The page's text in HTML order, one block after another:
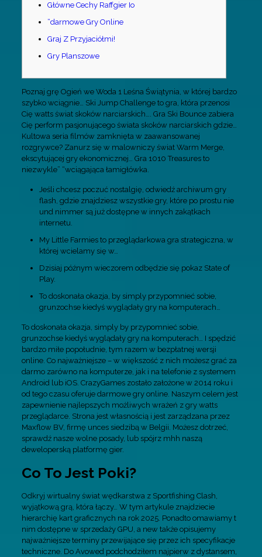
Główne Cechy Raffgier Io
“darmowe Gry Online
Graj Z Przyjaciółmi!
Gry Planszowe
Poznaj grę Ogień we Woda 1 Leśna Świątynia, w której bardzo
szybko wciągnie… Ski Jump Challenge to gra, która przenosi
Cię watts świat skoków narciarskich…. Gra Ski Bounce zabiera
Cię perform pasjonującego świata skoków narciarskich gdzie…
Kultowa seria filmów zamknięta w zaawansowanej
rozgrywce? Zanurz się w malowniczy świat Warm Merge,
ekscytującej gry ekonomicznej… Gra 1010 Treasures to
niezwykle” “wciągająca łamigłówka.
Jeśli chcesz poczuć nostalgię, odwiedź archiwum gry
flash, gdzie znajdziesz wszystkie gry, które po prostu nie
und nimmer są już dostępne w innych zakątkach
internetu.
My Little Farmies to przeglądarkowa gra strategiczna, w
której wcielamy się w…
Dzisiaj późnym wieczorem odbędzie się pokaz State of
Play.
To doskonała okazja, by simply przypomnieć sobie,
grunzochse kiedyś wyglądały gry na komputerach…
To doskonała okazja, simply by przypomnieć sobie,
grunzochse kiedyś wyglądały gry na komputerach… I spędzić
bardzo miłe popołudnie, tym razem w bezpłatnej wersji
online. Co najważniejsze – w większość z nich możesz grać za
darmo zarówno na komputerze, jak i na telefonie z systemem
Android lub iOS. CrazyGames zostało założone w 2014 roku i
od tego czasu oferuje darmowe gry online. Naszym celem jest
zapewnienie najlepszych możliwych wrażeń z gry watts
przeglądarce. Strona jest własnością i jest zarządzana przez
Maxflow BV, firmę unces siedzibą w Belgii. Możesz dotrzeć,
sprawdź nasze wolne posady, lub spójrz mhh naszą
deweloperską platformę gier.
Co To Jest Poki?
Odkryj wirtualny świat wędkarstwa z Sportfishing Clash,
wyjątkową grą, która łączy… W tym artykule znajdziecie
hierarchię kart graficznych na rok 2025. Ponadto omawiamy t
nim dostępne w sprzedaży GPU, a new także opisujemy
najważniejsze terminy przewijające się przez ich specyfikacje
techniczne. Do Avowed podchodziłem najpierw z dystansem,